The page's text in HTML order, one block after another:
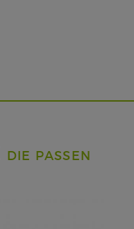
DIE PASSEN